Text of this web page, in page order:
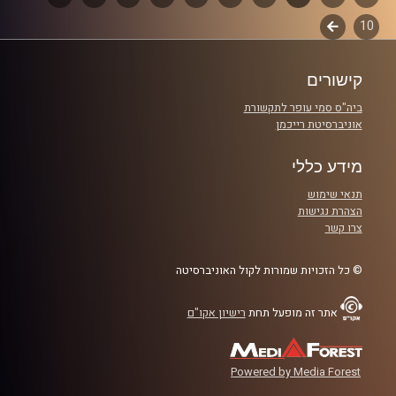
קרדיט תמונות:AudioVersity
פרקים
10
לשלב
קישורים
ביה"ס סמי עופר לתקשורת
אוניברסיטת רייכמן
מידע כללי
תנאי שימוש
הצהרת נגישות
צרו קשר
© כל הזכויות שמורות לקול האוניברסיטה
אתר זה מופעל תחת רישיון אקו"ם
Powered by Media Forest